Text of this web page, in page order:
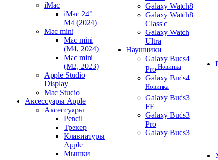
iMac
iMac 24"
M4 (2024)
Mac mini
Mac mini
(M4, 2024)
Mac mini
(M2, 2023)
Apple Studio
Display
Mac Studio
Аксессуары Apple
Аксессуары
Pencil
Трекер
Клавиатуры
Apple
Мышки
Galaxy Watch8
Galaxy Watch8
Classic
Galaxy Watch
Ultra
Наушники
Galaxy Buds4
Pro Новинка
Galaxy Buds4
Новинка
Galaxy Buds3
FE
Galaxy Buds3
Pro
Galaxy Buds3